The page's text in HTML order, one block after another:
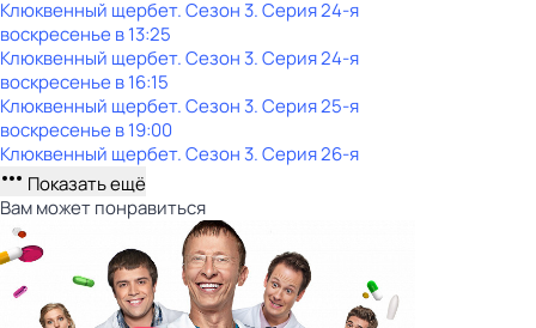
Клюквенный щербет. Сезон 3. Серия 24-я
воскресенье в13:25
Клюквенный щербет. Сезон 3. Серия 24-я
воскресенье в16:15
Клюквенный щербет. Сезон 3. Серия 25-я
воскресенье в19:00
Клюквенный щербет. Сезон 3. Серия 26-я
Показать ещё
Вам может понравиться